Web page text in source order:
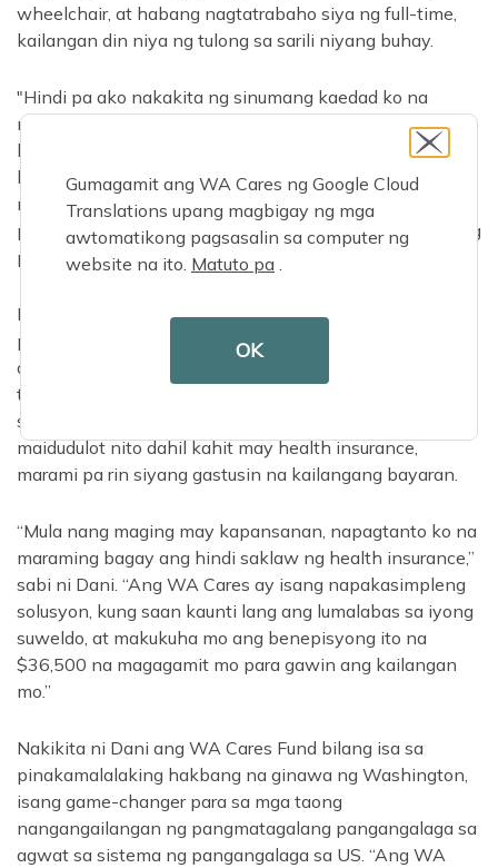
wheelchair, at habang nagtatrabaho siya ng full-time,
kailangan din niya ng tulong sa sarili niyang buhay.
"Hindi pa ako nakakita ng sinumang kaedad ko na
nangangailangan ng pangmatagalang pangangalaga
hanggang sa nangyari ito sa akin," sabi ni Dani. “Ang
buhay ay nangyayari sa ating lahat. Sa anumang oras,
maaari kang makaranas ng malubhang karamdaman,
pinsala, o traumatikong pangyayari na nagiging sanhi ng
pag-access sa iyo ng pangmatagalang pangangalaga."
Bilang isang tao na regular na umaasa sa
pangmatagalang pangangalaga ngunit nagtatrabaho
din, hindi kwalipikado si Dani para sa isang programa
tulad ng Medicaid. Gayunpaman, magiging kwalipikado
siya para sa mga benepisyo ng WA Cares. Malaki ang
maidudulot nito dahil kahit may health insurance,
marami pa rin siyang gastusin na kailangang bayaran.
“Mula nang maging may kapansanan, napagtanto ko na
maraming bagay ang hindi saklaw ng health insurance,”
sabi ni Dani. “Ang WA Cares ay isang napakasimpleng
solusyon, kung saan kaunti lang ang lumalabas sa iyong
suweldo, at makukuha mo ang benepisyong ito na
$36,500 na magagamit mo para gawin ang kailangan
mo.”
Nakikita ni Dani ang WA Cares Fund bilang isa sa
pinakamalalaking hakbang na ginawa ng Washington,
isang game-changer para sa mga taong
nangangailangan ng pangmatagalang pangangalaga sa
agwat sa sistema ng pangangalaga sa US. “Ang WA
Gumagamit ang WA Cares ng Google Cloud
Translations upang magbigay ng mga
awtomatikong pagsasalin sa computer ng
website na ito. Matuto pa.
OK